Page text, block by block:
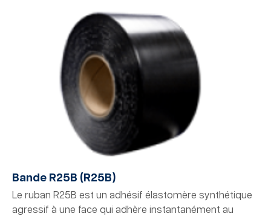
Bande R25B (R25B)
Le ruban R25B est un adhésif élastomère synthétique
agressif à une face qui adhère instantanément au